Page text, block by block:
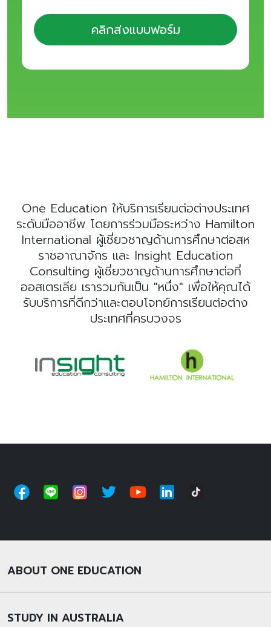
คลิกส่งแบบฟอร์ม
One Education ให้บริการเรียนต่อต่างประเทศ
ระดับมืออาชีพ โดยการร่วมมือระหว่าง Hamilton
International ผู้เชี่ยวชาญด้านการศึกษาต่อสห
ราชอาณาจักร และ Insight Education
Consulting ผู้เชี่ยวชาญด้านการศึกษาต่อที่
ออสเตรเลีย เรารวมกันเป็น "หนึ่ง" เพื่อให้คุณได้
รับบริการที่ดีกว่าและตอบโจทย์การเรียนต่อต่าง
ประเทศที่ครบวงจร
ABOUT ONE EDUCATION
STUDY IN AUSTRALIA